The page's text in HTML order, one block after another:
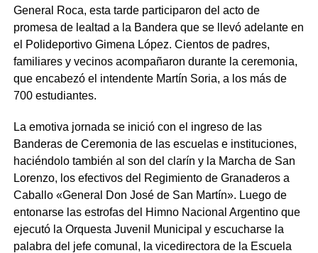
General Roca, esta tarde participaron del acto de
promesa de lealtad a la Bandera que se llevó adelante en
el Polideportivo Gimena López. Cientos de padres,
familiares y vecinos acompañaron durante la ceremonia,
que encabezó el intendente Martín Soria, a los más de
700 estudiantes.
La emotiva jornada se inició con el ingreso de las
Banderas de Ceremonia de las escuelas e instituciones,
haciéndolo también al son del clarín y la Marcha de San
Lorenzo, los efectivos del Regimiento de Granaderos a
Caballo «General Don José de San Martín». Luego de
entonarse las estrofas del Himno Nacional Argentino que
ejecutó la Orquesta Juvenil Municipal y escucharse la
palabra del jefe comunal, la vicedirectora de la Escuela